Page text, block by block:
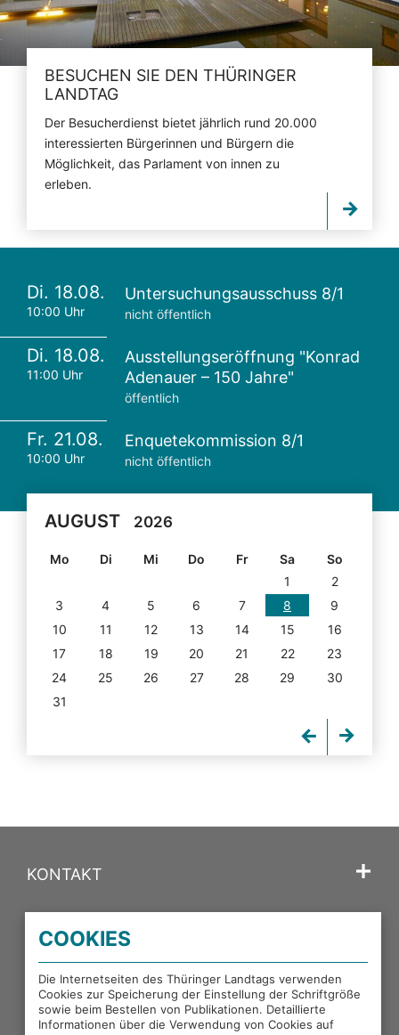
BESUCHEN SIE DEN THÜRINGER
LANDTAG
Der Besucherdienst bietet jährlich rund 20.000
interessierten Bürgerinnen und Bürgern die
Möglichkeit, das Parlament von innen zu
erleben.
Di. 18.08.
10:00 Uhr
Untersuchungsausschuss 8/1
nicht öffentlich
Di. 18.08.
11:00 Uhr
Ausstellungseröffnung "Konrad
Adenauer – 150 Jahre"
öffentlich
Fr. 21.08.
10:00 Uhr
Enquetekommission 8/1
nicht öffentlich
AUGUST 2026
Mo Di Mi Do Fr Sa
So
1
2
3
4 5 6 7 8
9
10
11 12 13 14 15
16
17
18 19 20 21 22
23
24
25 26 27 28 29
30
31
KONTAKT
PORTALE DES THÜRINGER LANDTAGS
EXTERNE LINKS
COOKIES
Die Internetseiten des Thüringer Landtags verwenden
Cookies zur Speicherung der Einstellung der Schriftgröße
sowie beim Bestellen von Publikationen. Detaillierte
Informationen über die Verwendung von Cookies auf